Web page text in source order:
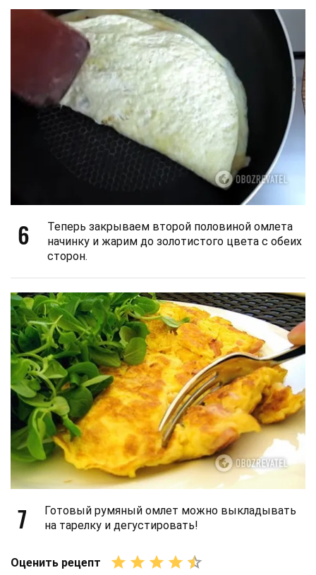
6
Теперь закрываем второй половиной омлета
начинку и жарим до золотистого цвета с обеих
сторон.
7
Готовый румяный омлет можно выкладывать
на тарелку и дегустировать!
Оценить рецепт